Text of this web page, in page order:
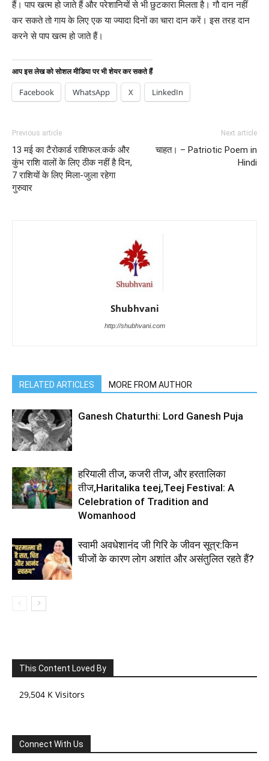
हैं। पाप खत्म हो जाते हैं और परेशानियों से भी छुटकारा मिलता है। गौ दान नहीं
कर सकते तो गाय के लिए एक या ज्यादा दिनों का चारा दान करें। इस तरह दान
करने से पाप खत्म हो जाते हैं।
आप इस लेख को सोशल मीडिया पर भी शेयर कर सकते हैं
Facebook WhatsApp X LinkedIn
Previous article
13 मई का टैरोकार्ड राशिफल:कर्क और
कुंभ राशि वालों के लिए ठीक नहीं है दिन,
7 राशियों के लिए मिला-जुला रहेगा
गुरुवार
Next article
चाहत। – Patriotic Poem in
Hindi
Shubhvani
http://shubhvani.com
RELATED ARTICLES MORE FROM AUTHOR
Ganesh Chaturthi: Lord Ganesh Puja
हरियाली तीज, कजरी तीज, और हरतालिका
तीज,Haritalika teej,Teej Festival: A
Celebration of Tradition and
Womanhood
स्वामी अवधेशानंद जी गिरि के जीवन सूत्र:किन
चीजों के कारण लोग अशांत और असंतुलित रहते हैं?
This Content Loved By
29,504 K Visitors
Connect With Us